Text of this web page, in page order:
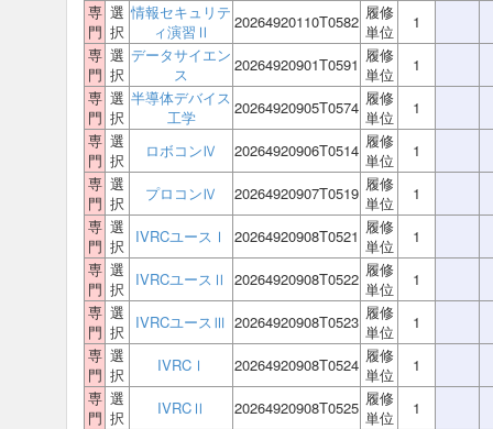
専
門
選
択
情報セキュリテ
ィ演習Ⅱ
20264920110T0582 履修
単位
1
専
門
選
択
データサイエン
ス
20264920901T0591 履修
単位
1
専
門
選
択
半導体デバイス
工学
20264920905T0574 履修
単位
1
専
門
選
択
ロボコンⅣ 20264920906T0514 履修
単位
1
専
門
選
択
プロコンⅣ 20264920907T0519 履修
単位
1
専
門
選
択
IVRCユースⅠ 20264920908T0521 履修
単位
1
専
門
選
択
IVRCユースⅡ 20264920908T0522 履修
単位
1
専
門
選
択
IVRCユースⅢ 20264920908T0523 履修
単位
1
専
門
選
択
IVRCⅠ 20264920908T0524 履修
単位
1
専
門
選
択
IVRCⅡ 20264920908T0525 履修
単位
1